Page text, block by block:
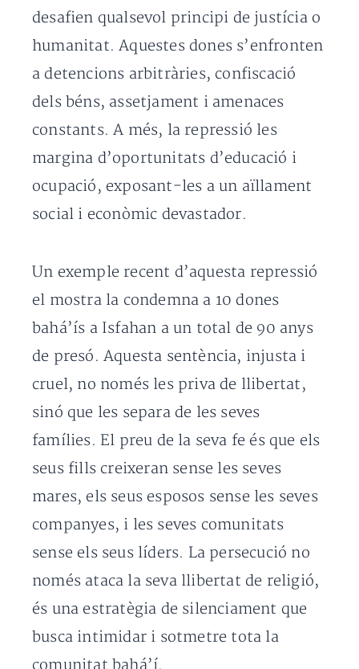
desafien qualsevol principi de justícia o
humanitat. Aquestes dones s’enfronten
a detencions arbitràries, confiscació
dels béns, assetjament i amenaces
constants. A més, la repressió les
margina d’oportunitats d’educació i
ocupació, exposant-les a un aïllament
social i econòmic devastador.
Un exemple recent d’aquesta repressió
el mostra la condemna a 10 dones
bahá’ís a Isfahan a un total de 90 anys
de presó. Aquesta sentència, injusta i
cruel, no només les priva de llibertat,
sinó que les separa de les seves
famílies. El preu de la seva fe és que els
seus fills creixeran sense les seves
mares, els seus esposos sense les seves
companyes, i les seves comunitats
sense els seus líders. La persecució no
només ataca la seva llibertat de religió,
és una estratègia de silenciament que
busca intimidar i sotmetre tota la